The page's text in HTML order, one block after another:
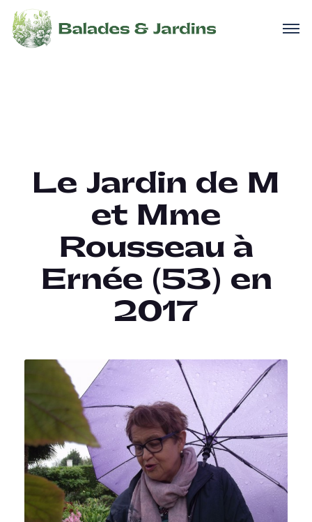
Le Jardin de M
et Mme
Rousseau à
Ernée (53) en
2017